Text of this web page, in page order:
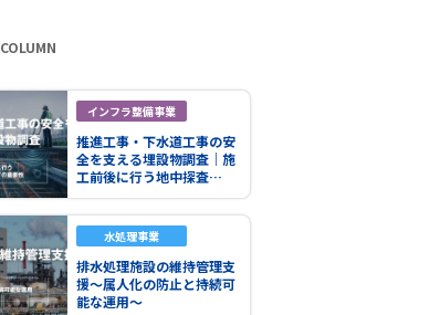
COLUMN
インフラ整備事業
推進工事・下水道工事の安
全を支える埋設物調査｜施
工前後に行う地中探査…
水処理事業
排水処理施設の維持管理支
援～属人化の防止と持続可
能な運用～